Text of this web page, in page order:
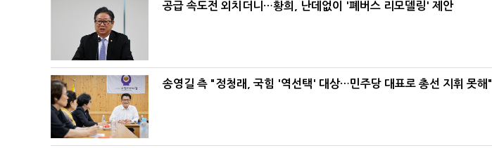
공급 속도전 외치더니…황희, 난데없이 '폐버스 리모델링' 제안
송영길 측 "정청래, 국힘 '역선택' 대상…민주당 대표로 총선 지휘 못해"